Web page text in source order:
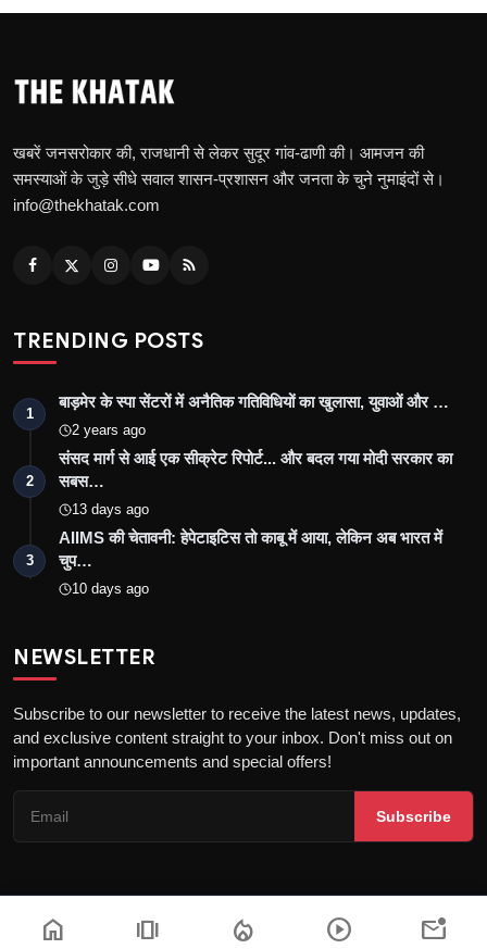
खबरें जनसरोकार की, राजधानी से लेकर सुदूर गांव-ढाणी की। आमजन की
समस्याओं के जुड़े सीधे सवाल शासन-प्रशासन और जनता के चुने नुमाइंदों से।
info@thekhatak.com
TRENDING POSTS
1
बाड़मेर के स्पा सेंटरों में अनैतिक गतिविधियों का खुलासा, युवाओं और …
2 years ago
2
संसद मार्ग से आई एक सीक्रेट रिपोर्ट... और बदल गया मोदी सरकार का
सबस…
13 days ago
3
AIIMS की चेतावनी: हेपेटाइटिस तो काबू में आया, लेकिन अब भारत में
चुप…
10 days ago
NEWSLETTER
Subscribe to our newsletter to receive the latest news, updates,
and exclusive content straight to your inbox. Don't miss out on
important announcements and special offers!
Subscribe
Copyright © 2026 the khatak - All Rights Reserved
home amp_stories local_fire_department play_circle mark_email_unread